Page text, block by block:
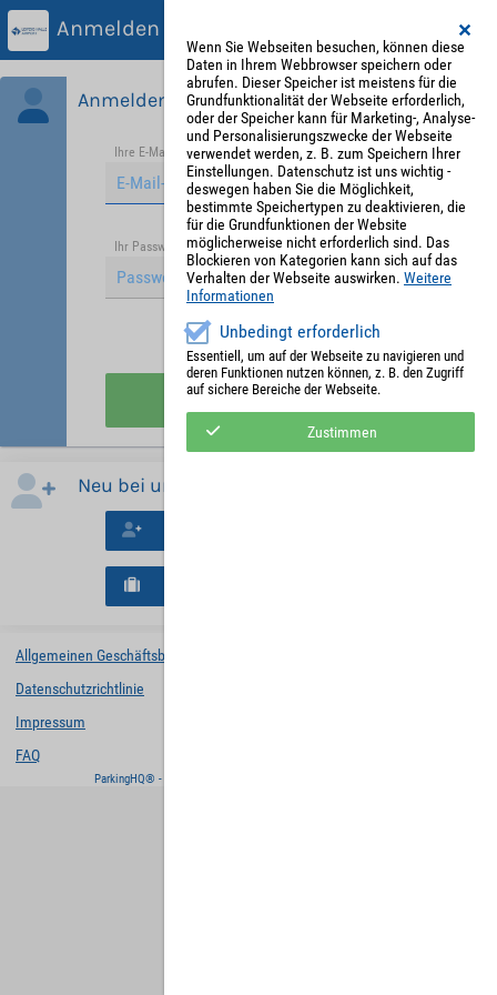
Anmelden
Anmelden
Ihre E-Mail-Adresse *
Passwort vergessen?
Ihr Passwort *
Angemeldet bleiben
Anmelden
Neu bei uns?
Allgemeinen Geschäftsbedingungen
Datenschutzrichtlinie
Impressum
FAQ
ParkingHQ® - eine Lösung von
Wenn Sie Webseiten besuchen, können diese
Daten in Ihrem Webbrowser speichern oder
abrufen. Dieser Speicher ist meistens für die
Grundfunktionalität der Webseite erforderlich,
oder der Speicher kann für Marketing-, Analyse-
und Personalisierungszwecke der Webseite
verwendet werden, z. B. zum Speichern Ihrer
Einstellungen. Datenschutz ist uns wichtig -
deswegen haben Sie die Möglichkeit,
bestimmte Speichertypen zu deaktivieren, die
für die Grundfunktionen der Website
möglicherweise nicht erforderlich sind. Das
Blockieren von Kategorien kann sich auf das
Verhalten der Webseite auswirken. Weitere
Informationen
Unbedingt erforderlich
Essentiell, um auf der Webseite zu navigieren und
deren Funktionen nutzen können, z. B. den Zugriff
auf sichere Bereiche der Webseite.
Zustimmen